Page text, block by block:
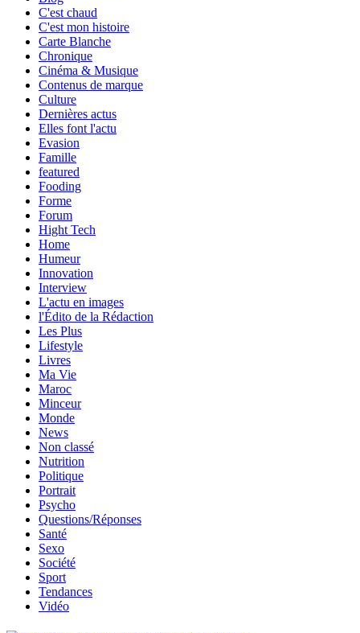
C'est chaud
C'est mon histoire
Carte Blanche
Chronique
Cinéma & Musique
Contenus de marque
Culture
Dernières actus
Elles font l'actu
Evasion
Famille
featured
Fooding
Forme
Forum
Hight Tech
Home
Humeur
Innovation
Interview
L'actu en images
l'Édito de la Rédaction
Les Plus
Lifestyle
Livres
Ma Vie
Maroc
Minceur
Monde
News
Non classé
Nutrition
Politique
Portrait
Psycho
Questions/Réponses
Santé
Sexo
Société
Sport
Tendances
Vidéo